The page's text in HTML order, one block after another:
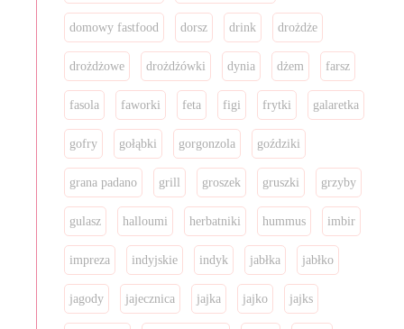
domowy fastfood dorsz drink drożdże
drożdżowe drożdżówki dynia dżem farsz
fasola faworki feta figi frytki galaretka
gofry gołąbki gorgonzola goździki
grana padano grill groszek gruszki grzyby
gulasz halloumi herbatniki hummus imbir
impreza indyjskie indyk jabłka jabłko
jagody jajecznica jajka jajko jajks